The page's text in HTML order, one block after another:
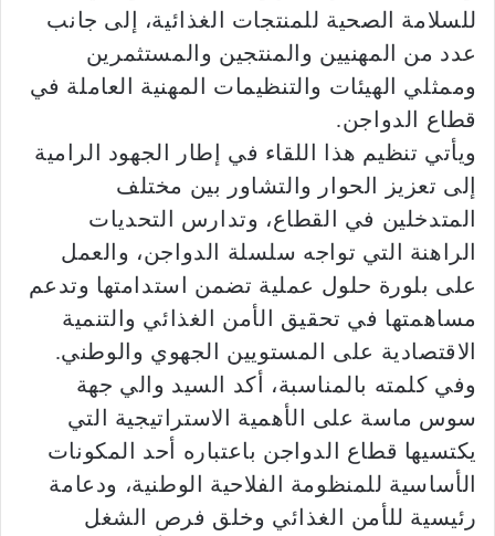
للسلامة الصحية للمنتجات الغذائية، إلى جانب
عدد من المهنيين والمنتجين والمستثمرين
وممثلي الهيئات والتنظيمات المهنية العاملة في
قطاع الدواجن.
ويأتي تنظيم هذا اللقاء في إطار الجهود الرامية
إلى تعزيز الحوار والتشاور بين مختلف
المتدخلين في القطاع، وتدارس التحديات
الراهنة التي تواجه سلسلة الدواجن، والعمل
على بلورة حلول عملية تضمن استدامتها وتدعم
مساهمتها في تحقيق الأمن الغذائي والتنمية
الاقتصادية على المستويين الجهوي والوطني.
وفي كلمته بالمناسبة، أكد السيد والي جهة
سوس ماسة على الأهمية الاستراتيجية التي
يكتسيها قطاع الدواجن باعتباره أحد المكونات
الأساسية للمنظومة الفلاحية الوطنية، ودعامة
رئيسية للأمن الغذائي وخلق فرص الشغل